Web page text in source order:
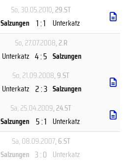
So, 30.05.2010, 29.ST
Salzungen 1 : 1 Unterkatz
So, 27.07.2008, 2.R
Unterkatz 4 : 5 Salzungen
So, 21.09.2008, 9.ST
Unterkatz 2 : 3 Salzungen
Sa, 25.04.2009, 24.ST
Salzungen 5 : 1 Unterkatz
Sa, 08.09.2007, 6.ST
Salzungen 3 : 0 Unterkatz